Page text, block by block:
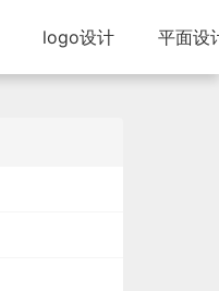
logo设计 平面设